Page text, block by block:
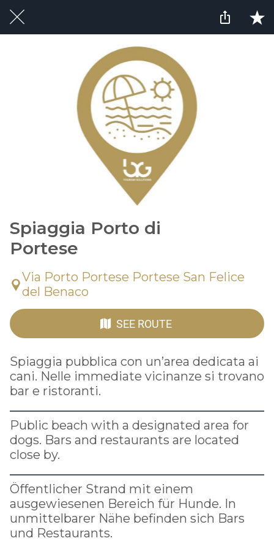
Spiaggia Porto di
Portese
Via Porto Portese Portese San Felice
del Benaco
SEE ROUTE
Spiaggia pubblica con un’area dedicata ai
cani. Nelle immediate vicinanze si trovano
bar e ristoranti.
Public beach with a designated area for
dogs. Bars and restaurants are located
close by.
Öffentlicher Strand mit einem
ausgewiesenen Bereich für Hunde. In
unmittelbarer Nähe befinden sich Bars
und Restaurants.